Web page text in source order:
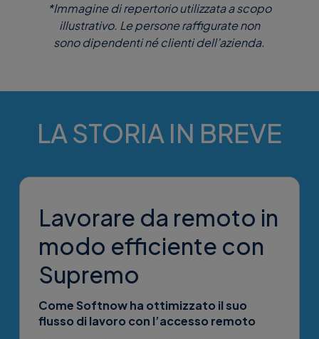
*Immagine di repertorio utilizzata a scopo
illustrativo. Le persone raffigurate non
sono dipendenti né clienti dell’azienda.
LA STORIA IN BREVE
Lavorare da remoto in
modo efficiente con
Supremo
Come Softnow ha ottimizzato il suo
flusso di lavoro con l’accesso remoto